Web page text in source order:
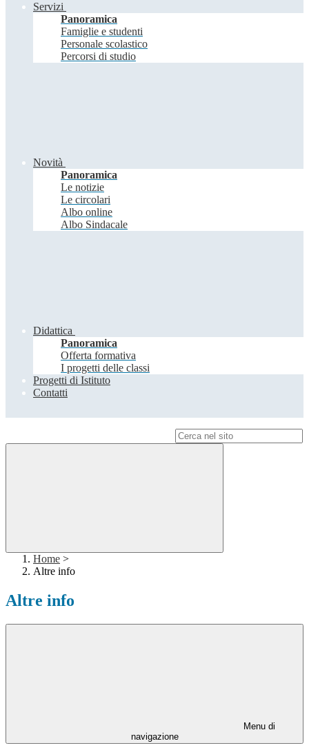
Servizi
Panoramica
Famiglie e studenti
Personale scolastico
Percorsi di studio
Novità
Panoramica
Le notizie
Le circolari
Albo online
Albo Sindacale
Didattica
Panoramica
Offerta formativa
I progetti delle classi
Progetti di Istituto
Contatti
Home >
Altre info
Altre info
Menu di
navigazione